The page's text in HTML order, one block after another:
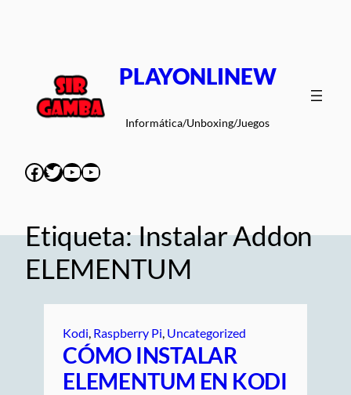
PLAYONLINEW
Informática/Unboxing/Juegos
Facebook
Twitter
YouTube
YouTube
Etiqueta:Instalar Addon
ELEMENTUM
Kodi Raspberry Pi Uncategorized
CÓMO INSTALAR
ELEMENTUM EN KODI